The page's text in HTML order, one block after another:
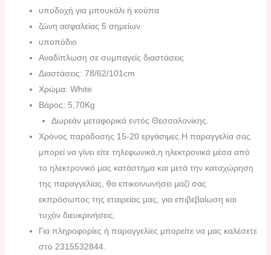
υποδοχή για μπουκάλι ή κούπα
ζώνη ασφαλείας 5 σημείων
υποπόδιο
Αναδίπλωση σε συμπαγείς διαστάσεις
Διαστάσεις: 78/62/101cm
Χρώμα: White
Βάρος: 5,70Kg
Δωρεάν μεταφορικά εντός Θεσσαλονίκης.
Χρόνος παράδοσης 15-20 εργάσιμες.H παραγγελία σας
μπορεί να γίνει είτε τηλεφωνικά,η ηλεκτρονικά μέσα από
το ηλεκτρονικό μας κατάστημα και μετά την καταχώρηση
της παραγγελίας, θα επικοινωνήσει μαζί σας
εκπρόσωπος της εταιρείας μας, για επιβεβαίωση και
τυχόν διευκρινήσεις.
Για πληροφορίες ή παραγγελίες μπορείτε να μας καλέσετε
στο 2315532844.